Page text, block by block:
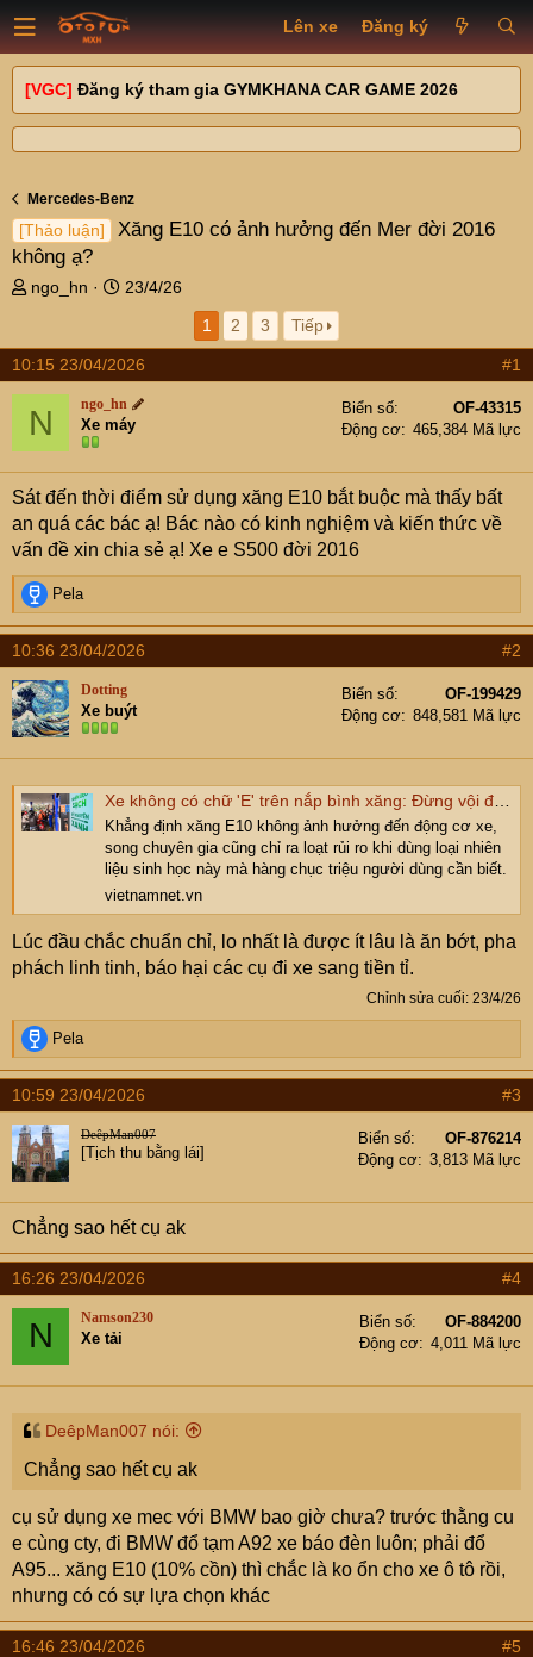
Lên xe Đăng ký
[VGC] Đăng ký tham gia GYMKHANA CAR GAME 2026
Mercedes-Benz
[Thảo luận]
Xăng E10 có ảnh hưởng đến Mer đời 2016
không ạ?
T
e
a
d
s
r
e
r
ngo_hn
N
y
g
ử
i
23/4/26
1
2 3 Tiếp
10:15 23/04/2026 #1
N ngo_hn
Xe máy
Biển số
OF-43315
Động cơ
465,384 Mã lực
Sát đến thời điểm sử dụng xăng E10 bắt buộc mà thấy bất
an quá các bác ạ! Bác nào có kinh nghiệm và kiến thức về
vấn đề xin chia sẻ ạ! Xe e S500 đời 2016
R
e
a
c
t
i
o
n
s
:
Pela
10:36 23/04/2026 #2
Dotting
Xe buýt
Biển số
OF-199429
Động cơ
848,581 Mã lực
Xe không có chữ 'E' trên nắp bình xăng: Đừng vội đổ xăng E10
Khẳng định xăng E10 không ảnh hưởng đến động cơ xe,
song chuyên gia cũng chỉ ra loạt rủi ro khi dùng loại nhiên
liệu sinh học này mà hàng chục triệu người dùng cần biết.
vietnamnet.vn
Lúc đầu chắc chuẩn chỉ, lo nhất là được ít lâu là ăn bớt, pha
phách linh tinh, báo hại các cụ đi xe sang tiền tỉ.
Chỉnh sửa cuối: 23/4/26
R
e
a
c
t
i
o
n
s
:
Pela
10:59 23/04/2026 #3
DeêpMan007
[Tịch thu bằng lái]
Biển số
OF-876214
Động cơ
3,813 Mã lực
Chẳng sao hết cụ ak
16:26 23/04/2026 #4
N Namson230
Xe tải
Biển số
OF-884200
Động cơ
4,011 Mã lực
DeêpMan007 nói:
Chẳng sao hết cụ ak
cụ sử dụng xe mec với BMW bao giờ chưa? trước thằng cu
e cùng cty, đi BMW đổ tạm A92 xe báo đèn luôn; phải đổ
A95... xăng E10 (10% cồn) thì chắc là ko ổn cho xe ô tô rồi,
nhưng có có sự lựa chọn khác
16:46 23/04/2026 #5